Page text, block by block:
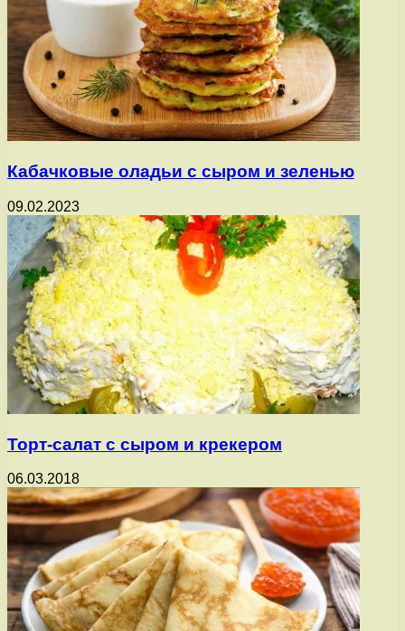
Кабачковые оладьи с сыром и зеленью
09.02.2023
Торт-салат с сыром и крекером
06.03.2018